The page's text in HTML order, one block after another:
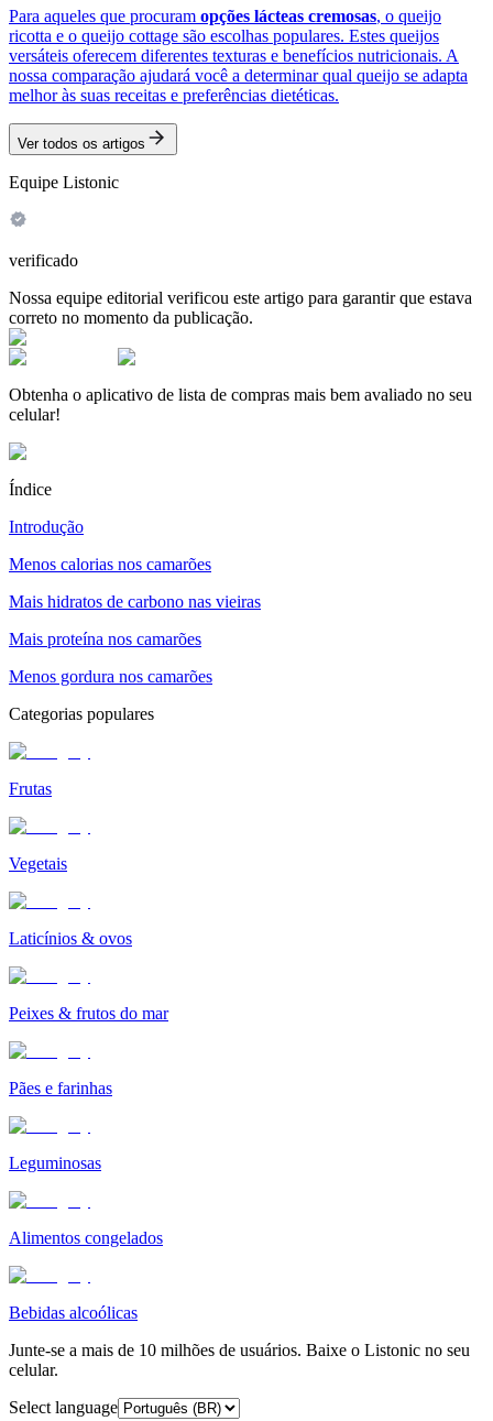
Para aqueles que procuram opções lácteas cremosas, o queijo
ricotta e o queijo cottage são escolhas populares. Estes queijos
versáteis oferecem diferentes texturas e benefícios nutricionais. A
nossa comparação ajudará você a determinar qual queijo se adapta
melhor às suas receitas e preferências dietéticas.
Ver todos os artigos
Equipe Listonic
verificado
Nossa equipe editorial verificou este artigo para garantir que estava
correto no momento da publicação.
Obtenha o aplicativo de lista de compras mais bem avaliado no seu
celular!
Índice
Introdução
Menos calorias nos camarões
Mais hidratos de carbono nas vieiras
Mais proteína nos camarões
Menos gordura nos camarões
Categorias populares
Frutas
Vegetais
Laticínios & ovos
Peixes & frutos do mar
Pães e farinhas
Leguminosas
Alimentos congelados
Bebidas alcoólicas
Junte-se a mais de 10 milhões de usuários. Baixe o Listonic no seu
celular.
Select language